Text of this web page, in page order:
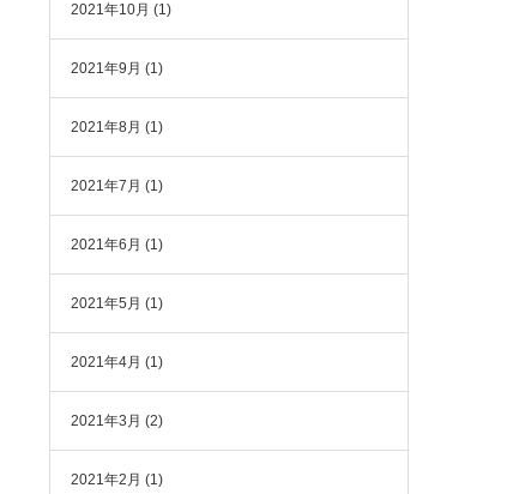
2021年10月 (1)
2021年9月 (1)
2021年8月 (1)
2021年7月 (1)
2021年6月 (1)
2021年5月 (1)
2021年4月 (1)
2021年3月 (2)
2021年2月 (1)